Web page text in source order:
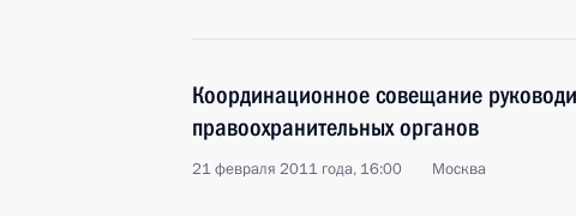
Координационное совещание
правоохранительных органов
21 февраля 2011 года, 16:00 Москва